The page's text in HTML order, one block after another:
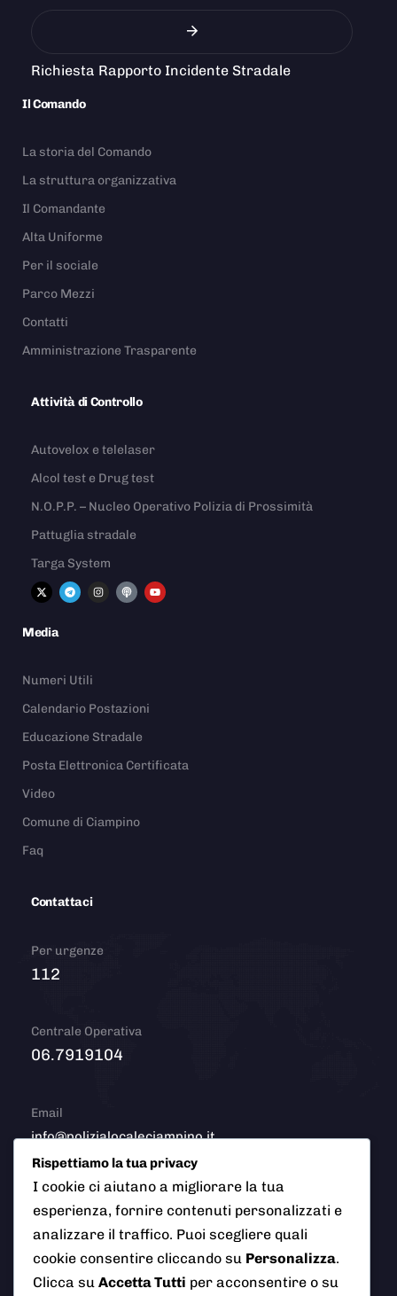
Richiesta Rapporto Incidente Stradale
Il Comando
La storia del Comando
La struttura organizzativa
Il Comandante
Alta Uniforme
Per il sociale
Parco Mezzi
Contatti
Amministrazione Trasparente
Attività di Controllo
Autovelox e telelaser
Alcol test e Drug test
N.O.P.P. – Nucleo Operativo Polizia di Prossimità
Pattuglia stradale
Targa System
Media
Numeri Utili
Calendario Postazioni
Educazione Stradale
Posta Elettronica Certificata
Video
Comune di Ciampino
Faq
Contattaci
Per urgenze
112
Centrale Operativa
06.7919104
Email
info@polizialocaleciampino.it
© 2026 Polizia Locale del Comune di Ciampino (Roma). Tutti
i diritti riservati
Rispettiamo la tua privacy
I cookie ci aiutano a migliorare la tua
esperienza, fornire contenuti personalizzati e
analizzare il traffico. Puoi scegliere quali
cookie consentire cliccando su Personalizza.
Clicca su Accetta Tutti per acconsentire o su